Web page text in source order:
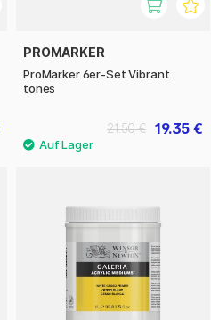
PROMARKER
ProMarker 6er-Set Vibrant
tones
19.35 €
21.50 €